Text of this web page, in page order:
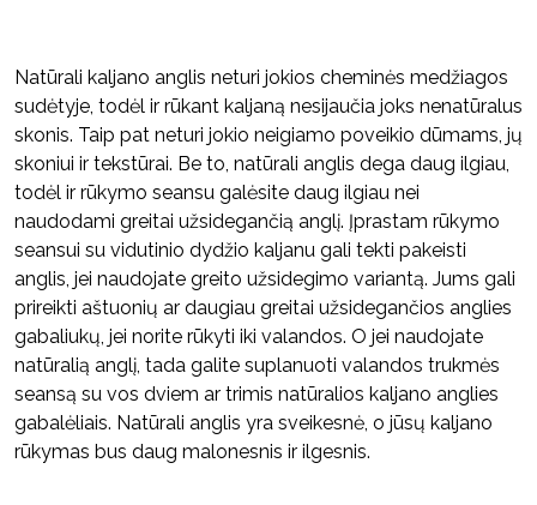
Natūrali kaljano anglis neturi jokios cheminės medžiagos
sudėtyje, todėl ir rūkant kaljaną nesijaučia joks nenatūralus
skonis. Taip pat neturi jokio neigiamo poveikio dūmams, jų
skoniui ir tekstūrai. Be to, natūrali anglis dega daug ilgiau,
todėl ir rūkymo seansu galėsite daug ilgiau nei
naudodami greitai užsidegančią anglį. Įprastam rūkymo
seansui su vidutinio dydžio kaljanu gali tekti pakeisti
anglis, jei naudojate greito užsidegimo variantą. Jums gali
prireikti aštuonių ar daugiau greitai užsidegančios anglies
gabaliukų, jei norite rūkyti iki valandos. O jei naudojate
natūralią anglį, tada galite suplanuoti valandos trukmės
seansą su vos dviem ar trimis natūralios kaljano anglies
gabalėliais. Natūrali anglis yra sveikesnė, o jūsų kaljano
rūkymas bus daug malonesnis ir ilgesnis.